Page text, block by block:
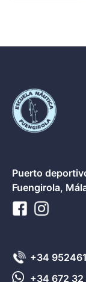
Puerto
Fuengirola,
+34
+34 672 32